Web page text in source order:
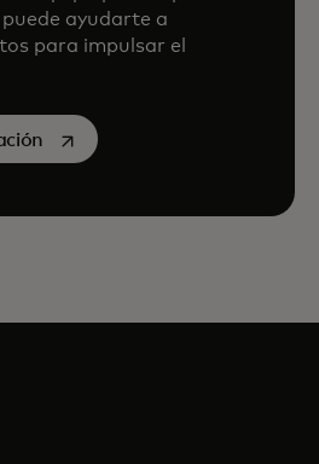
ayudarte a
para impulsar el
se abre en una pestaña nueva